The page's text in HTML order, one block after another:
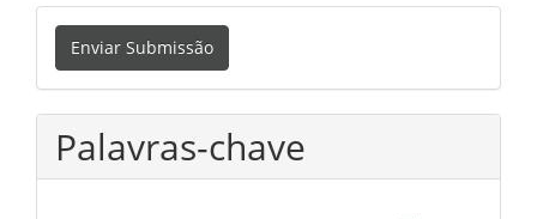
Enviar
Submissão
Enviar Submissão
Palavras-chave